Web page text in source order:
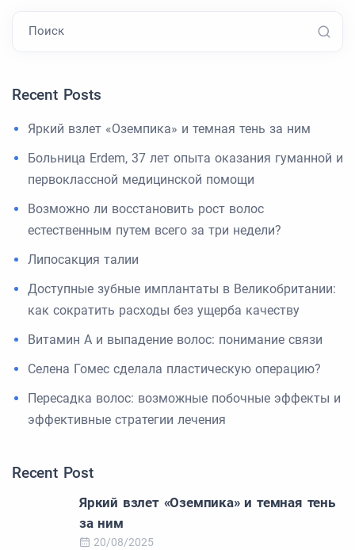
Поиск
Recent Posts
Яркий взлет «Оземпика» и темная тень за ним
Больница Erdem, 37 лет опыта оказания гуманной и
первоклассной медицинской помощи
Возможно ли восстановить рост волос
естественным путем всего за три недели?
Липосакция талии
Доступные зубные имплантаты в Великобритании:
как сократить расходы без ущерба качеству
Витамин А и выпадение волос: понимание связи
Селена Гомес сделала пластическую операцию?
Пересадка волос: возможные побочные эффекты и
эффективные стратегии лечения
Recent Post
Яркий взлет «Оземпика» и темная тень
за ним
20/08/2025